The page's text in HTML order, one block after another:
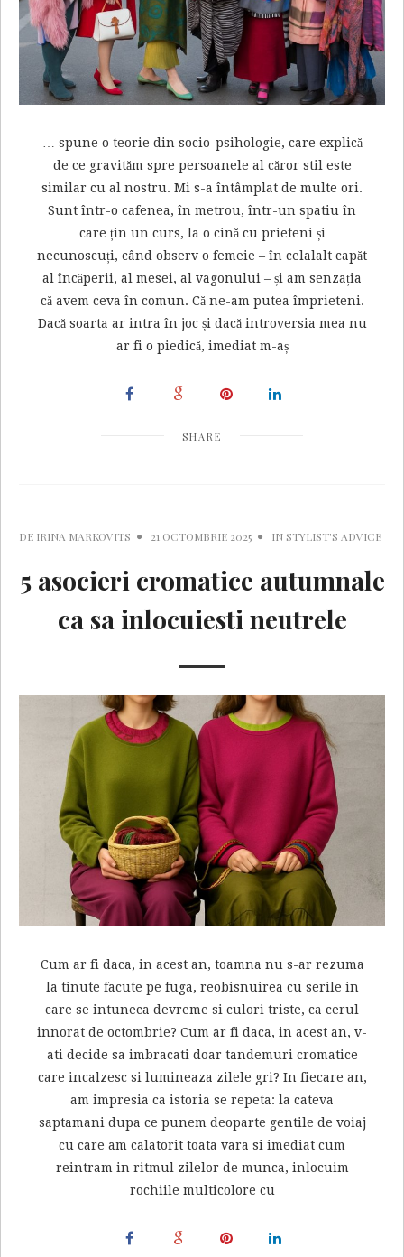
… spune o teorie din socio-psihologie, care explică
de ce gravităm spre persoanele al căror stil este
similar cu al nostru. Mi s-a întâmplat de multe ori.
Sunt într-o cafenea, în metrou, într-un spatiu în
care țin un curs, la o cină cu prieteni și
necunoscuți, când observ o femeie – în celalalt capăt
al încăperii, al mesei, al vagonului – și am senzația
că avem ceva în comun. Că ne-am putea împrieteni.
Dacă soarta ar intra în joc și dacă introversia mea nu
ar fi o piedică, imediat m-aș
SHARE
DE IRINA MARKOVITS 21 OCTOMBRIE 2025 IN STYLIST'S ADVICE
5 asocieri cromatice autumnale
ca sa inlocuiesti neutrele
Cum ar fi daca, in acest an, toamna nu s-ar rezuma
la tinute facute pe fuga, reobisnuirea cu serile in
care se intuneca devreme si culori triste, ca cerul
innorat de octombrie? Cum ar fi daca, in acest an, v-
ati decide sa imbracati doar tandemuri cromatice
care incalzesc si lumineaza zilele gri? In fiecare an,
am impresia ca istoria se repeta: la cateva
saptamani dupa ce punem deoparte gentile de voiaj
cu care am calatorit toata vara si imediat cum
reintram in ritmul zilelor de munca, inlocuim
rochiile multicolore cu